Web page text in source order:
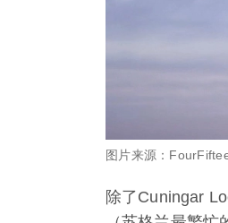
图片来源：
除了Cuningar